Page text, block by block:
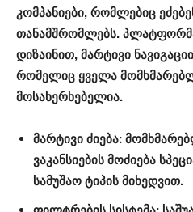
კომპანიები, რომლებიც
თანამშრომლებს.
დიზაინით, მარტივი
რომელიც ყველა
მოსახერხებელია.
მარტივი ძიება:
ვაკანსიების მოძიება
სამუშაო ტიპის მიხედვით.